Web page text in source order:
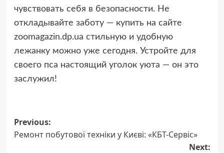
чувствовать себя в безопасности. Не
откладывайте заботу — купить на сайте
zoomagazin.dp.ua стильную и удобную
лежанку можно уже сегодня. Устройте для
своего пса настоящий уголок уюта — он это
заслужил!
Post
navigation
Previous:
Ремонт побутової техніки у Києві: «КБТ-Сервіс»
Next: